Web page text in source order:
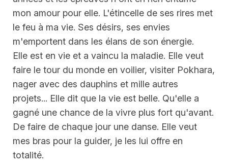
mon amour pour elle. L'étincelle de ses rires met
le feu à ma vie. Ses désirs, ses envies
m'emportent dans les élans de son énergie.
Elle est en vie et a vaincu la maladie. Elle veut
faire le tour du monde en voilier, visiter Pokhara,
nager avec des dauphins et mille autres
projets... Elle dit que la vie est belle. Qu'elle a
gagné une chance de la vivre plus fort qu'avant.
De faire de chaque jour une danse. Elle veut
mes bras pour la guider, je les lui offre en
totalité.